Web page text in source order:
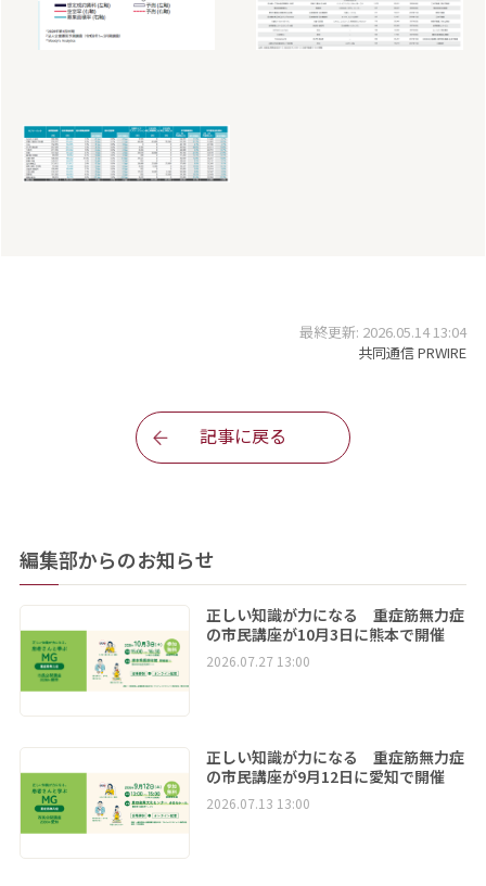
最終更新: 2026.05.14 13:04
共同通信 PRWIRE
記事に戻る
編集部からのお知らせ
正しい知識が力になる 重症筋無力症
の市民講座が10月3日に熊本で開催
2026.07.27 13:00
正しい知識が力になる 重症筋無力症
の市民講座が9月12日に愛知で開催
2026.07.13 13:00